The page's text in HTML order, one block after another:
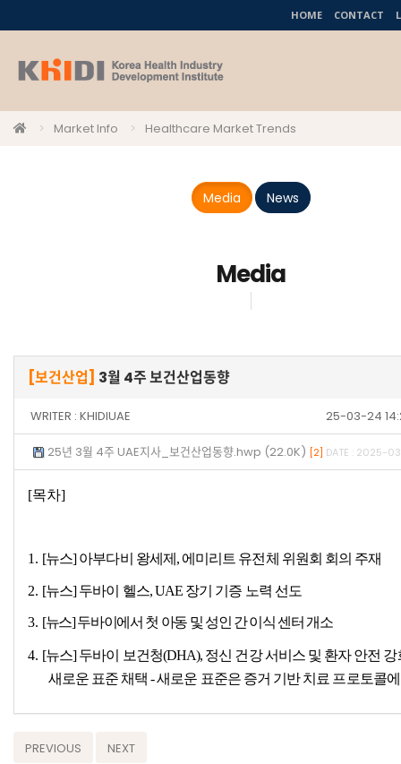
HOME CONTACT
Market Info Healthcare Market Trends
Media News
Media
[보건산업] 3월 4주 보건산업동향
WRITER : KHIDIUAE 25-03-24
25년 3월 4주 UAE지사_보건산업동향.hwp (22.0K) [2] DATE : 2025-
[목차]
1. [뉴스]아부다비 왕세제 , 에미리트 유전체 위원회 회의 주재
2. [뉴스]두바이 헬스, UAE 장기 기증 노력 선도
3. [뉴스]두바이에서 첫 아동 및 성인 간 이식 센터 개소
4. [뉴스]두바이 보건청(DHA), 정신 건강 서비스 및 환자 안전
새로운 표준 채택-새로운 표준은 증거 기반 치료 프로토콜
PREVIOUS NEXT